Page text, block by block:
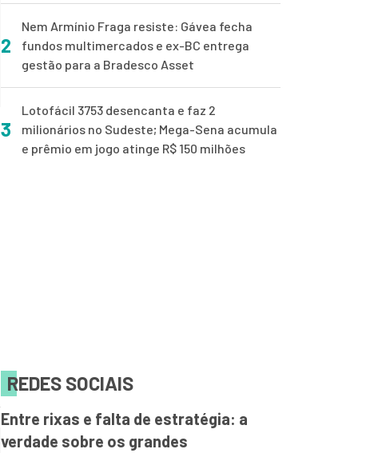
2
Nem Armínio Fraga resiste: Gávea fecha
fundos multimercados e ex-BC entrega
gestão para a Bradesco Asset
3
Lotofácil 3753 desencanta e faz 2
milionários no Sudeste; Mega-Sena acumula
e prêmio em jogo atinge R$ 150 milhões
REDES SOCIAIS
Entre rixas e falta de estratégia: a
verdade sobre os grandes